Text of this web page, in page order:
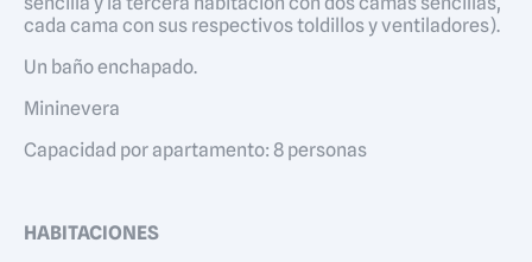
cada cama con sus respectivos toldillos y ventiladores).
Un baño enchapado.
Mininevera
Capacidad por apartamento: 8 personas
HABITACIONES